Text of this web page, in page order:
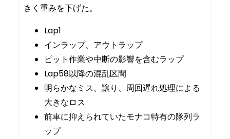
きく重みを下げた。
Lap1
インラップ、アウトラップ
ピット作業や中断の影響を含むラップ
Lap58以降の混乱区間
明らかなミス、譲り、周回遅れ処理による
大きなロス
前車に抑えられていたモナコ特有の隊列ラ
ップ